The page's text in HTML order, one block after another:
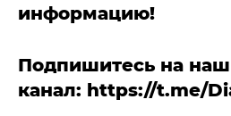
информацию!
Подпишитесь на
канал: https://t.me/